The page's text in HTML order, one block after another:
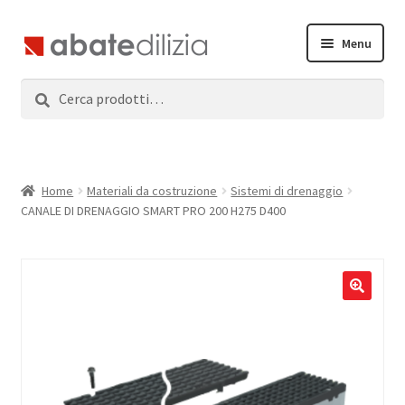
Vai
alla
navigazione
Vai
al
contenuto
Menu
Servizi
Registrati
Home Materiali da costruzione
Sistemi di drenaggio
CANALE DI DRENAGGIO SMART PRO 200 H275 D400